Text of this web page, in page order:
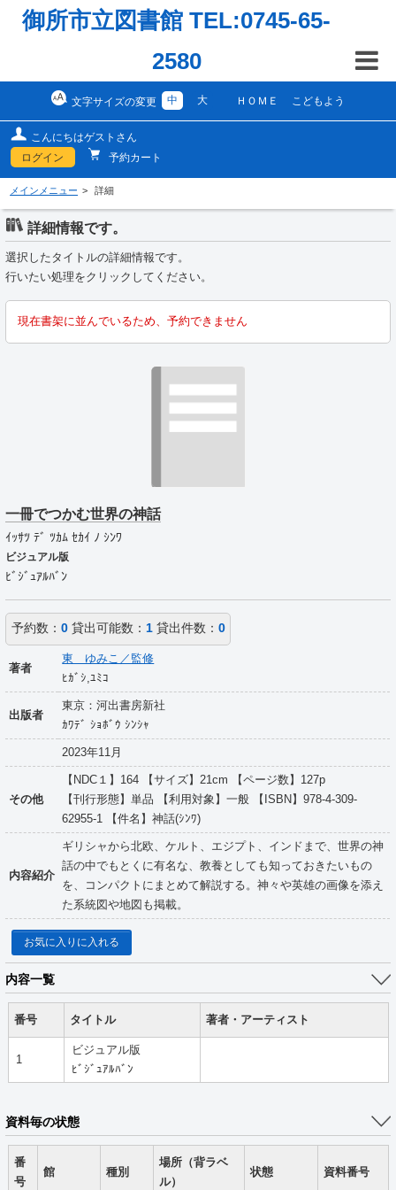
御所市立図書館 TEL:0745-65-
2580
文字サイズの変更 中 大 ＨＯＭＥ こどもよう
こんにちはゲストさん
ログイン
予約カート
メインメニュー 詳細
詳細情報です。
選択したタイトルの詳細情報です。
行いたい処理をクリックしてください。
現在書架に並んでいるため、予約できません
一冊でつかむ世界の神話
ｲｯｻﾂ ﾃﾞ ﾂｶﾑ ｾｶｲ ﾉ ｼﾝﾜ
ビジュアル版
ﾋﾞｼﾞｭｱﾙﾊﾞﾝ
予約数： 0貸出可能数： 1貸出件数： 0
著者
東 ゆみこ／監修
ﾋｶﾞｼ,ﾕﾐｺ
出版者
東京：河出書房新社
ｶﾜﾃﾞ ｼｮﾎﾞｳ ｼﾝｼｬ
2023年11月
その他
【NDC１】164 【サイズ】21cm 【ページ数】127p
【刊行形態】単品 【利用対象】一般 【ISBN】978-4-309-
62955-1 【件名】神話(ｼﾝﾜ)
内容紹介
ギリシャから北欧、ケルト、エジプト、インドまで、世界の神
話の中でもとくに有名な、教養としても知っておきたいもの
を、コンパクトにまとめて解説する。神々や英雄の画像を添え
た系統図や地図も掲載。
お気に入りに入れる
内容一覧
番号 タイトル 著者・アーティスト
1
ビジュアル版
ﾋﾞｼﾞｭｱﾙﾊﾞﾝ
資料毎の状態
番
号
館 種別
場所（背ラベ
ル）
状態 資料番号